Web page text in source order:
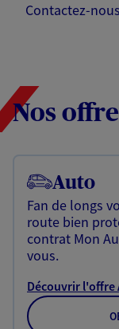
Contactez-
Nos
Auto
Fan de longs
route bien
contrat Mon
vous.
Découvrir l'offre